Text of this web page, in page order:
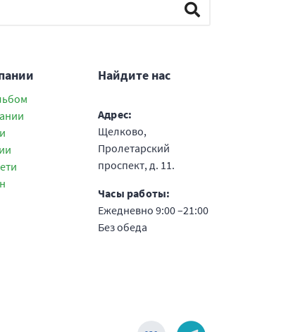
Найдите нас
Адрес:
Щелково,
Пролетарский
проспект, д. 11.
Часы работы:
Ежедневно 9:00 –21:00
Без обеда